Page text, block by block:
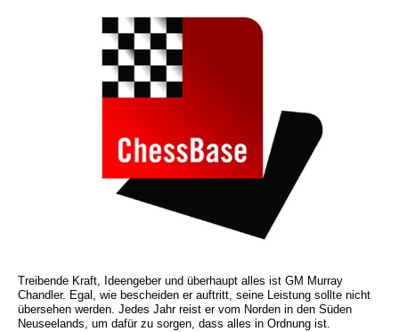
Treibende Kraft, Ideengeber und überhaupt alles ist GM Murray
Chandler. Egal, wie bescheiden er auftritt, seine Leistung sollte nicht
übersehen werden. Jedes Jahr reist er vom Norden in den Süden
Neuseelands, um dafür zu sorgen, dass alles in Ordnung ist.